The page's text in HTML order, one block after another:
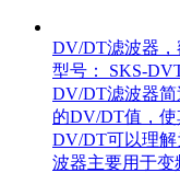
DV/DT滤波器，
型号： SKS-
DV/DT滤波器
的DV/DT值，使
DV/DT可以理
波器主要用于变